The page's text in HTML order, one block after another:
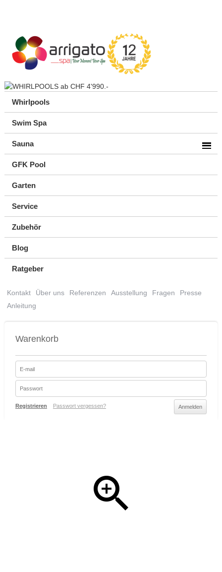
Whirlpools
Swim Spa
Sauna
GFK Pool
Garten
Service
Zubehör
Blog
Ratgeber
Kontakt Über uns Referenzen Ausstellung Fragen
Presse
Anleitung
Warenkorb
Registrieren Passwort vergessen?